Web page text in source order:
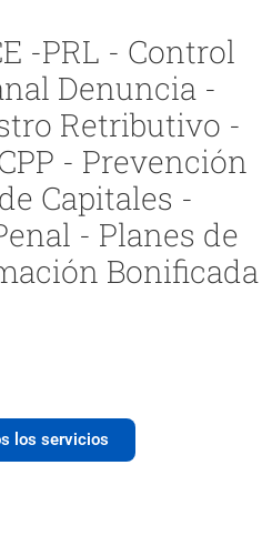
-PRL - Control
Denuncia -
Retributivo -
- Prevención
Capitales -
- Planes de
Bonificada
los servicios